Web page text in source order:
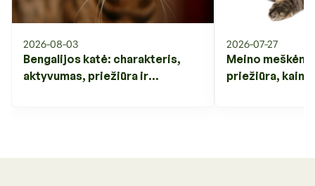
2026-08-03
Bengalijos katė: charakteris,
aktyvumas, priežiūra ir
2026-07-27
Meino
priežiūra, kaina